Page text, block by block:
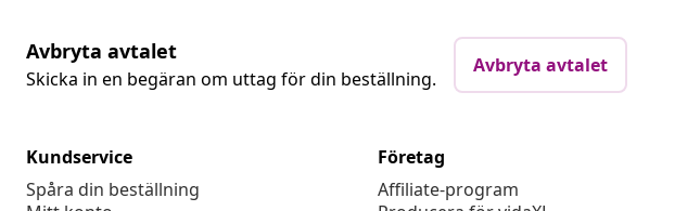
Avbryta avtalet
Skicka in en begäran om uttag för din beställning.
Avbryta avtalet
Kundservice
Spåra din beställning
Företag
Affiliate-program